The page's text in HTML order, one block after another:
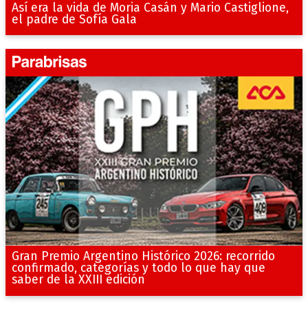
Así era la vida de Moria Casán y Mario Castiglione,
el padre de Sofía Gala
Gran Premio Argentino Histórico 2026: recorrido
confirmado, categorías y todo lo que hay que
saber de la XXIII edición